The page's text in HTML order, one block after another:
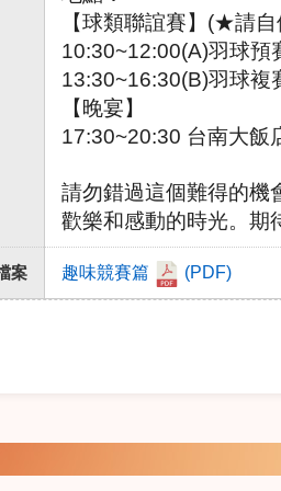
【球類聯誼賽】(★請
10:30~12:00(A)羽球預
13:30~16:30(B)羽球複
【晚宴】
17:30~20:30 台南大飯
請勿錯過這個難得的機
歡樂和感動的時光。期
案 趣味競賽篇 (PDF)